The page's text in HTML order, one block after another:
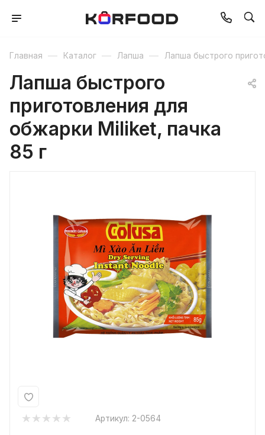
Главная — Каталог — Лапша — Лапша быстрого
Лапша быстрого
приготовления для
обжарки Miliket, пачка
85 г
Артикул: 2-0564